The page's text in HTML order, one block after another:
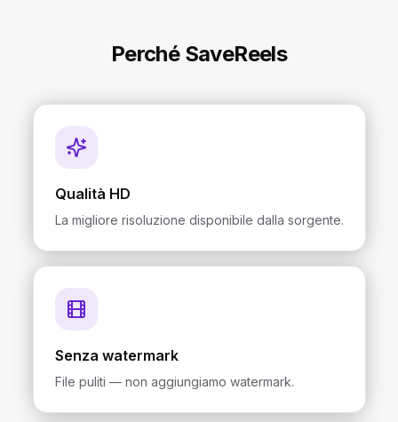
Perché SaveReels
Qualità HD
La migliore risoluzione disponibile dalla sorgente.
Senza watermark
File puliti — non aggiungiamo watermark.